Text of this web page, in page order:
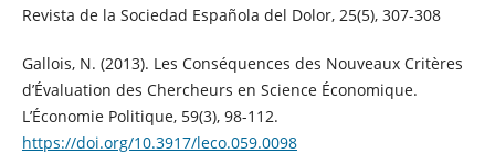
Revista de la Sociedad Española del Dolor, 25(5), 307-308
Gallois, N. (2013). Les Conséquences des Nouveaux Critères
d’Évaluation des Chercheurs en Science Économique.
L’Économie Politique, 59(3), 98-112.
https://doi.org/10.3917/leco.059.0098